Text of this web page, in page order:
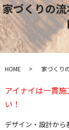
家づくりの
HOME 家づくり
アイナイは一貫
い！
デザイン・設計から